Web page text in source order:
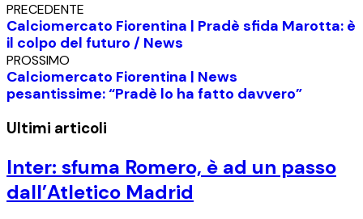
PRECEDENTE
Calciomercato Fiorentina | Pradè sfida Marotta: è
il colpo del futuro / News
PROSSIMO
Calciomercato Fiorentina | News
pesantissime: “Pradè lo ha fatto davvero”
Ultimi articoli
Inter: sfuma Romero, è ad un passo
dall’Atletico Madrid